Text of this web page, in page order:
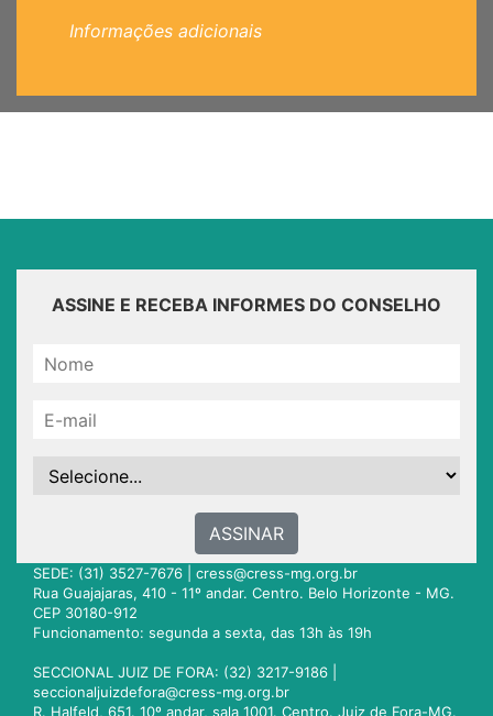
Informações adicionais
ASSINE E RECEBA INFORMES DO CONSELHO
ASSINAR
SEDE: (31) 3527-7676 | cress@cress-mg.org.br
Rua Guajajaras, 410 - 11º andar. Centro. Belo Horizonte - MG.
CEP 30180-912
Funcionamento: segunda a sexta, das 13h às 19h
SECCIONAL JUIZ DE FORA: (32) 3217-9186 |
seccionaljuizdefora@cress-mg.org.br
R. Halfeld, 651. 10º andar, sala 1001. Centro. Juiz de Fora-MG.